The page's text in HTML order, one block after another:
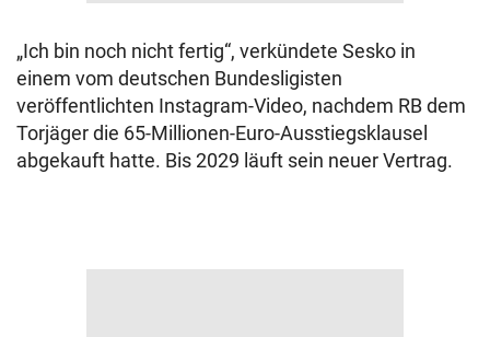
„Ich bin noch nicht fertig“, verkündete Sesko in
einem vom deutschen Bundesligisten
veröffentlichten Instagram-Video, nachdem RB dem
Torjäger die 65-Millionen-Euro-Ausstiegsklausel
abgekauft hatte. Bis 2029 läuft sein neuer Vertrag.